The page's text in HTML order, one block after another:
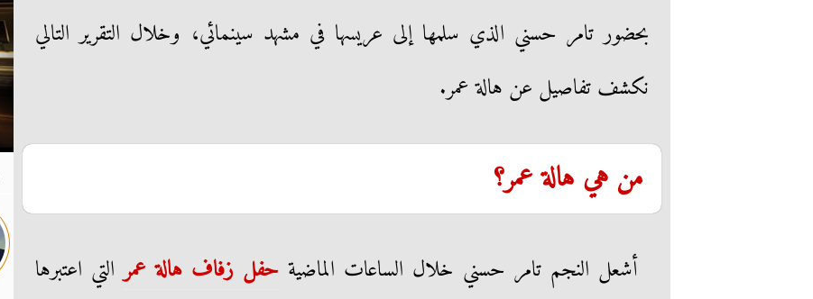
بحضور تامر حسني الذي سلمها إلى عريسها في مشهد سينمائي، وخلال التقرير التالي
نكشف تفاصيل عن هالة عمر.
من هي هالة عمر؟
أشعل النجم تامر حسني خلال الساعات الماضية حفل زفاف هالة عمرالتي اعتبرها